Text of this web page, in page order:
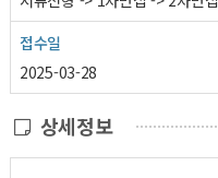
접수일
2025-03-28
상세정보